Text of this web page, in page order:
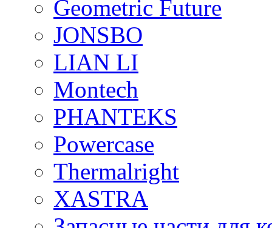
Geometric Future
JONSBO
LIAN LI
Montech
PHANTEKS
Powercase
Thermalright
XASTRA